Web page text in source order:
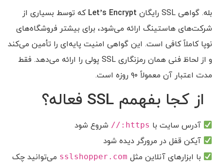
بله. گواهی SSL رایگان Let’s Encrypt که توسط بسیاری از
شرکت‌های هاستینگ ارائه می‌شود، برای بیشتر فروشگاه‌های
نوپا کاملاً کافی است. این گواهی امنیت پایه‌ای را تأمین می‌کند
و از لحاظ فنی همان رمزنگاری SSL پولی را ارائه می‌دهد. فقط
مدت اعتبار آن معمولاً ۹۰ روزه است.
از کجا بفهمم SSL فعاله؟
آدرس سایت با https://
شروع شود
آیکن قفل در مرورگر دیده شود
با ابزارهای آنلاین مثل sslshopper.com می‌توانید چک